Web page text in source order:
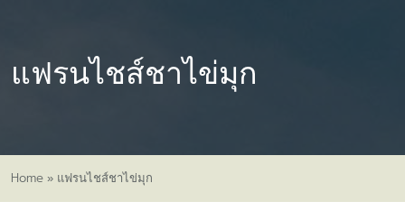
แฟรนไชส์ชาไข่มุก
Home » แฟรนไชส์ชาไข่มุก